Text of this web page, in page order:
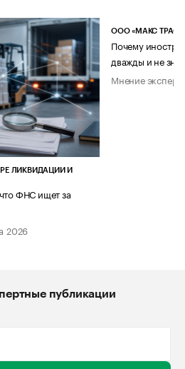
ЛИКВИДАЦИИ И
ФНС ищет за
2026
ООО «МАКС ТРАСТ»
Почему
дважды и не
Мнение
публикации